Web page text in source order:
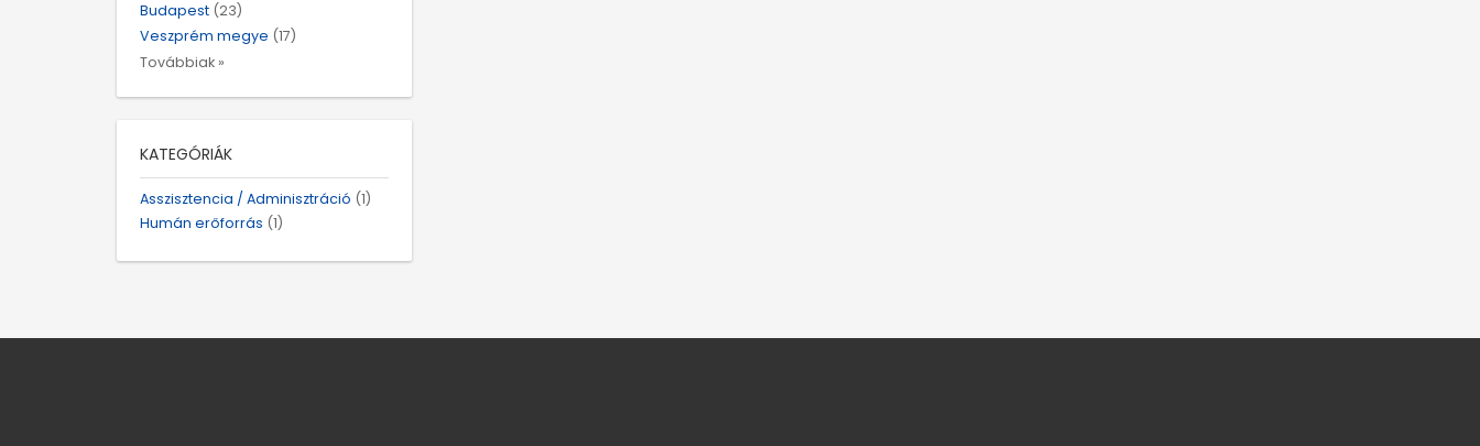
Budapest (23)
Veszprém megye (17)
Továbbiak »
KATEGÓRIÁK
Asszisztencia / Adminisztráció (1)
Humán erőforrás (1)